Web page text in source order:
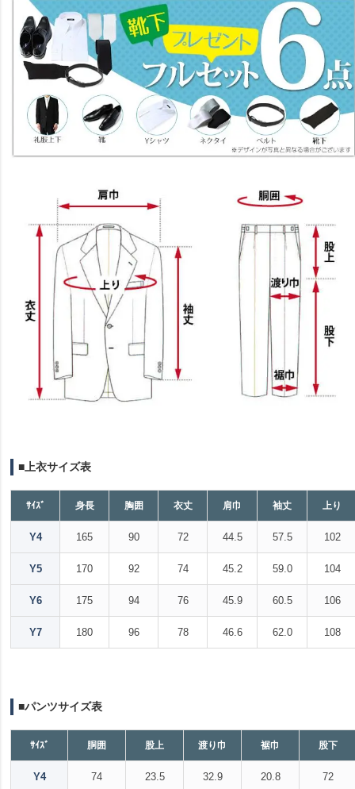
■上衣サイズ表
ｻｲｽﾞ 身長 胸囲 衣丈 肩巾 袖丈 上り
Y4 165 90 72 44.5 57.5 102
Y5 170 92 74 45.2 59.0 104
Y6 175 94 76 45.9 60.5 106
Y7 180 96 78 46.6 62.0 108
■パンツサイズ表
ｻｲｽﾞ 胴囲 股上 渡り巾 裾巾 股下
Y4 74 23.5 32.9 20.8 72